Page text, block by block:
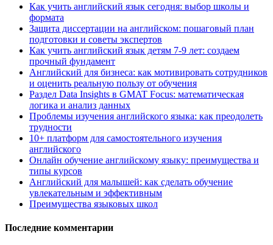
Как учить английский язык сегодня: выбор школы и
формата
Защита диссертации на английском: пошаговый план
подготовки и советы экспертов
Как учить английский язык детям 7-9 лет: создаем
прочный фундамент
Английский для бизнеса: как мотивировать сотрудников
и оценить реальную пользу от обучения
Раздел Data Insights в GMAT Focus: математическая
логика и анализ данных
Проблемы изучения английского языка: как преодолеть
трудности
10+ платформ для самостоятельного изучения
английского
Онлайн обучение английскому языку: преимущества и
типы курсов
Английский для малышей: как сделать обучение
увлекательным и эффективным
Преимущества языковых школ
Последние комментарии